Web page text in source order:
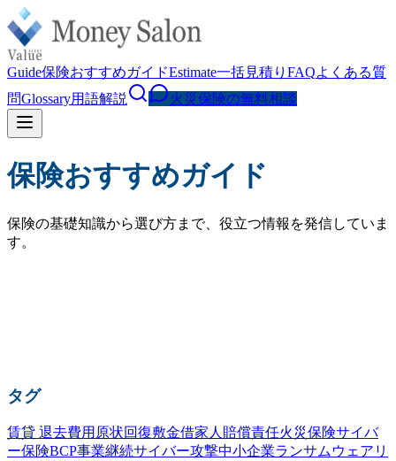
Guide保険おすすめガイドEstimate一括見積り FAQよくある質
問Glossary用語解説 火災保険の無料相談
保険おすすめガイド
保険の基礎知識から選び方まで、役立つ情報を発信していま
す。
タグ
賃貸 退去費用 原状回復敷金借家人賠償責任火災保険サイバ
ー保険BCP事業継続サイバー攻撃中小企業ランサムウェア リ